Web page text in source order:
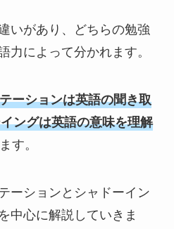
いがあり、どちらの勉強
力によって分かれます。
ーションは英語の聞き取
ングは英語の意味を理解
す。
ーションとシャドーイン
中心に解説していきま